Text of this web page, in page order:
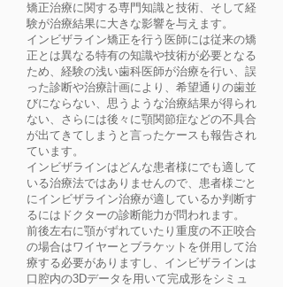
矯正治療に関する専門知識と技術、そして経
験が治療結果に大きな影響を与えます。
インビザライン矯正を行う医師には従来の矯
正とは異なる特有の知識や技術が必要となる
ため、経験の浅い歯科医師が治療を行い、誤
った診断や治療計画により、希望通りの歯並
びにならない、思うような治療結果が得られ
ない、さらには後々に顎関節症などの不具合
が出てきてしまうと言ったケースも報告され
ています。
インビザラインはどんな患者様にでも適して
いる治療法ではありませんので、患者様ごと
にインビザライン治療が適しているか判断す
るにはドクターの診断能力が問われます。
前後左右に顎がずれていたり重度の不正咬合
の場合はワイヤーとブラケットを併用して治
療する必要がありますし、インビザラインは
口腔内の3Dデータを用いて完成形をシミュ